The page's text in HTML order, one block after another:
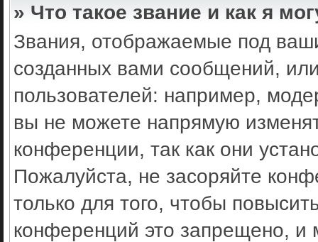
» Что такое звание и как я
Звания, отображаемые под
созданных вами сообщений,
пользователей: например,
вы не можете напрямую
конференции, так как они
Пожалуйста, не засоряйте
только для того, чтобы
конференций это запрещено, и